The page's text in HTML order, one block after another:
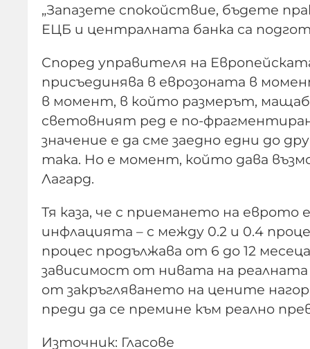
„Запазете спокойствие, бъдете
ЕЦБ и централната банка са
Според управителя на
присъединява в еврозоната в
в момент, в който размерът,
световният ред е по-
значение е да сме заедно едни до
така. Но е момент, който дава
Лагард.
Тя каза, че с приемането на еврото
инфлацията – с между 0.2 и 0.4
процес продължава от 6 до 12
зависимост от нивата на
от закръгляването на цените
преди да се премине към реално
Източник: Гласове